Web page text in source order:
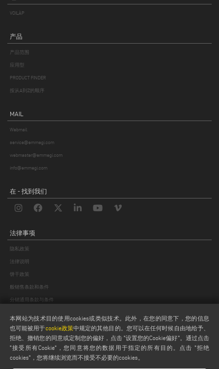
VOILÀP
产品
产品范围
应用型
PRODUCT FINDER
按从A到Z的顺序
MAIL
Webmail
service@emmegi.com
webmaster@emmegi.com
info@emmegi.com
在 - 找到我们
法律事项
隐私政策
法律说明
饼干政策
般销售条款和条件
分销通用条款与条件
本网站为技术目的使用cookies或类似技术。此外，在您的同意下，您的信息
也可能被用于cookie政策中规定的其他目的。您可以在任何时候自由地给予、
拒绝、撤销您的同意或定制您的偏好，点击 "设置您的Cookie偏好"。通过点击
"接受所有Cookie"，您同意将您的数据用于指定的所有目的。点击 "拒绝
cookies"，您将继续浏览而不接受不必要的cookies。